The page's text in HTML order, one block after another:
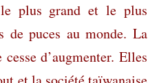
plus grand et le plus
de puces au monde. La
d’augmenter. Elles